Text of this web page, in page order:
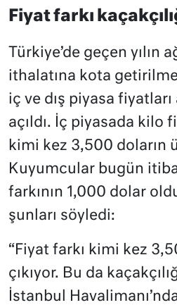
Fiyat farkı
Türkiye’de geçen yılın
ithalatına kota
iç ve dış piyasa
açıldı. İç piyasada kilo
kimi kez 3,500 doların
Kuyumcular bugün
farkının 1,000 dolar
şunları söyledi:
“Fiyat farkı kimi kez
çıkıyor. Bu da
İstanbul